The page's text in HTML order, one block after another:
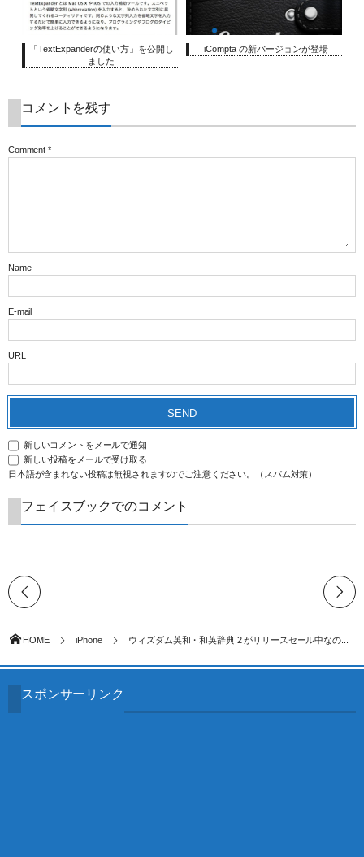
「TextExpanderの使い方」を公開し
ました
iCompta の新バージョンが登場
コメントを残す
Comment *
Name
E-mail
URL
新しいコメントをメールで通知
新しい投稿をメールで受け取る
日本語が含まれない投稿は無視されますのでご注意ください。（スパム対策）
フェイスブックでのコメント
HOME iPhone ウィズダム英和・和英辞典 2 がリリースセール中なの...
スポンサーリンク